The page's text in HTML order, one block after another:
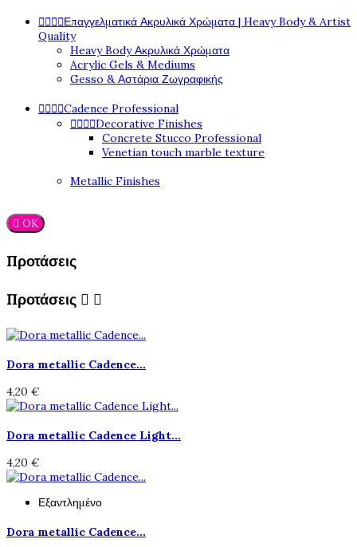
Επαγγελματικά Ακρυλικά Χρώματα | Heavy Body & Artist
Quality
Heavy Body Ακρυλικά Χρώματα
Acrylic Gels & Mediums
Gesso & Αστάρια Ζωγραφικής
Cadence Professional
Decorative Finishes
Concrete Stucco Professional
Venetian touch marble texture
Metallic Finishes
 OK
Προτάσεις
Προτάσεις  
Dora metallic Cadence...
4,20 €
Dora metallic Cadence Light...
4,20 €
Εξαντλημένο
Dora metallic Cadence...